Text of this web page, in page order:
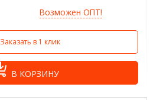
Возможен ОПТ!
Заказать в 1 клик
В КОРЗИНУ